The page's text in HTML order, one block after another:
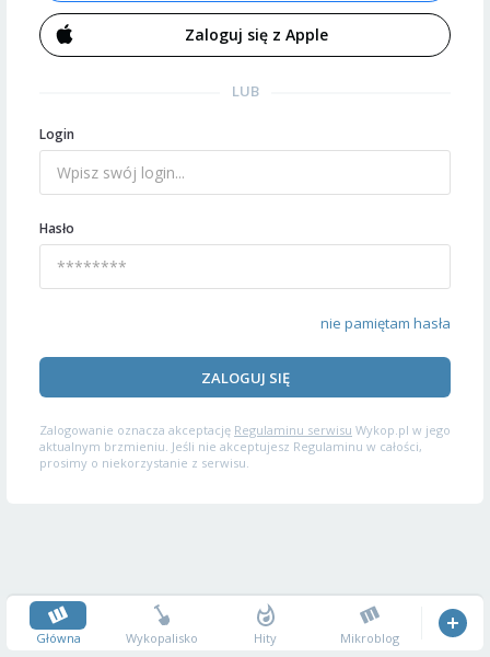
Zaloguj się z Apple
LUB
Login
Hasło
nie pamiętam hasła
ZALOGUJ SIĘ
Zalogowanie oznacza akceptację Regulaminu serwisu Wykop.pl w jego
aktualnym brzmieniu. Jeśli nie akceptujesz Regulaminu w całości,
prosimy o niekorzystanie z serwisu.
Główna Wykopalisko Hity Mikroblog